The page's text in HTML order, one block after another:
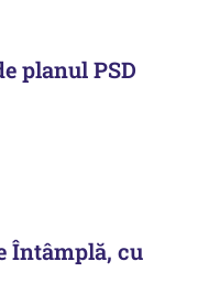
planul PSD
Întâmplă, cu